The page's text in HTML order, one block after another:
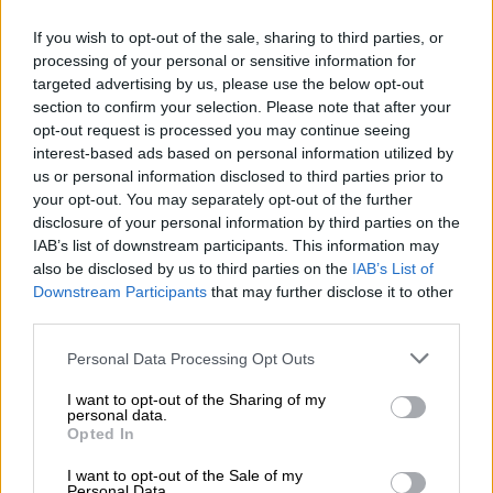
If you wish to opt-out of the sale, sharing to third parties, or
processing of your personal or sensitive information for
targeted advertising by us, please use the below opt-out
section to confirm your selection. Please note that after your
opt-out request is processed you may continue seeing
interest-based ads based on personal information utilized by
us or personal information disclosed to third parties prior to
your opt-out. You may separately opt-out of the further
disclosure of your personal information by third parties on the
IAB’s list of downstream participants. This information may
also be disclosed by us to third parties on the IAB’s List of
Downstream Participants that may further disclose it to other
Please note that this website/app uses one or more Google
not limited to your visit or usage behaviour. You may click to
grant or deny consent to Google and its third-party tags to
use your data for below specified purposes in below Google
consent section.
Personal Data Processing Opt Outs
I want to opt-out of the Sharing of my
personal data.
Opted In
I want to opt-out of the Sale of my
του Πυροσβεστικού Σώματος έλαβε κλήσεις
για κοπές δέντρων λόγω πτώσεων.
Για ακινητοποιημένα οχήματα που δεν ήταν
εφοδιασμένα μεανταλλακτικάμέσα όπου
χρειάστηκε, οι δυνάμεις της Πολιτικής
Προστασίας μετέφεραν σε ασφαλή σημεία
τους επιβαίνοντες και ρυμούλκησε τα
οχήματά τους.
Οι σταθμοί βάσης που δημιουργήθηκαν στις
κακοκαιρία έχουνενισχυθείμε
επιπρόσθετες δυνάμεις και μέσα κυρίως του
Πυροσβεστικού Σώματος, της Ελληνικής
Αστυνομίας, των Ενόπλων Δυνάμεων, αλλά
και του Εθνικού Κέντρου Άμεσης Βοήθειας,